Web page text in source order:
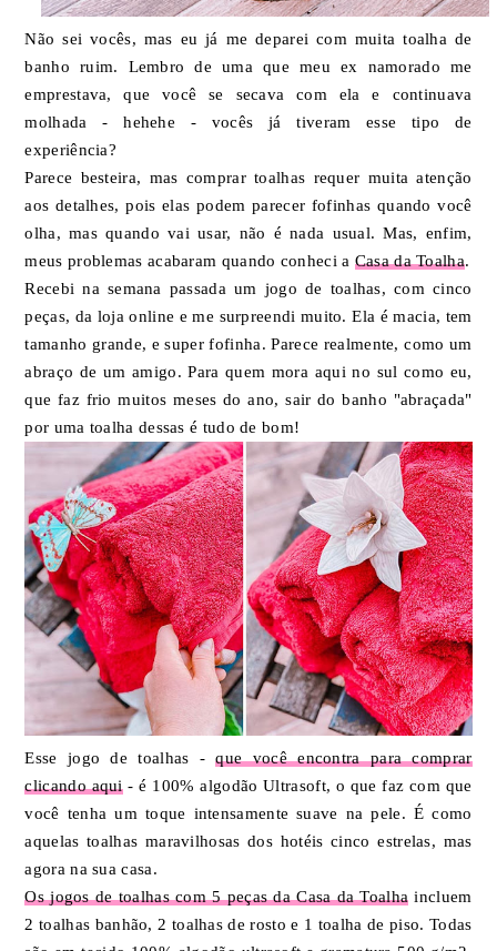
Não sei vocês, mas eu já me deparei com muita toalha de
banho ruim. Lembro de uma que meu ex namorado me
emprestava, que você se secava com ela e continuava
molhada - hehehe - vocês já tiveram esse tipo de
experiência?
Parece besteira, mas comprar toalhas requer muita atenção
aos detalhes, pois elas podem parecer fofinhas quando você
olha, mas quando vai usar, não é nada usual. Mas, enfim,
meus problemas acabaram quando conheci a Casa da Toalha.
Recebi na semana passada um jogo de toalhas, com cinco
peças, da loja online e me surpreendi muito. Ela é macia, tem
tamanho grande, e super fofinha. Parece realmente, como um
abraço de um amigo. Para quem mora aqui no sul como eu,
que faz frio muitos meses do ano, sair do banho "abraçada"
por uma toalha dessas é tudo de bom!
Esse jogo de toalhas -que você encontra para comprar
clicando aqui- é 100% algodão Ultrasoft, o que faz com que
você tenha um toque intensamente suave na pele. É como
aquelas toalhas maravilhosas dos hotéis cinco estrelas, mas
agora na sua casa.
Os jogos de toalhas com 5 peças da Casa da Toalha incluem
2 toalhas banhão, 2 toalhas de rosto e 1 toalha de piso. Todas